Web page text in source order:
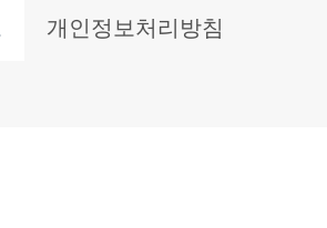
개인정보처리방침